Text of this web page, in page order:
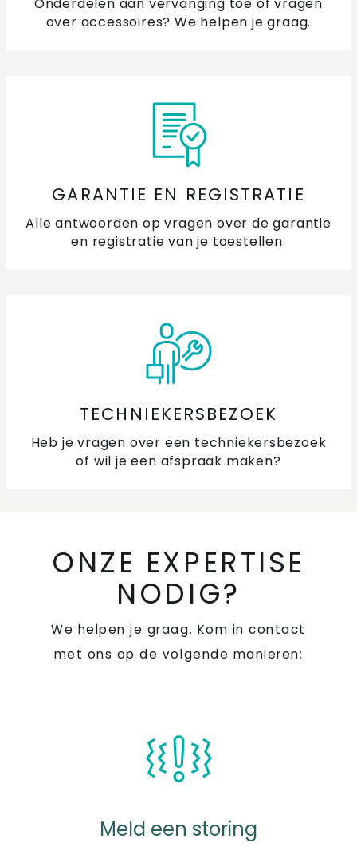
Onderdelen aan vervanging toe of vragen
over accessoires? We helpen je graag.
GARANTIE EN REGISTRATIE
Alle antwoorden op vragen over de garantie
en registratie van je toestellen.
TECHNIEKERSBEZOEK
Heb je vragen over een techniekersbezoek
of wil je een afspraak maken?
ONZE EXPERTISE
NODIG?
We helpen je graag. Kom in contact
met ons op de volgende manieren:
Meld een storing